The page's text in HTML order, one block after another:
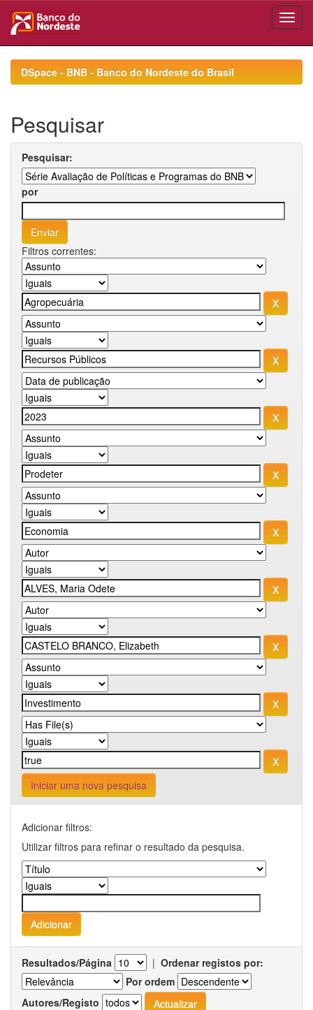
navigationDSpace - BNB - Banco do Nordeste do Brasil
Pesquisar
Pesquisar:
por
Filtros correntes:
Iniciar uma nova pesquisa
Adicionar filtros:
Utilizar filtros para refinar o resultado da pesquisa.
Resultados/Página | Ordenar registos por:
Por ordem
Autores/Registo